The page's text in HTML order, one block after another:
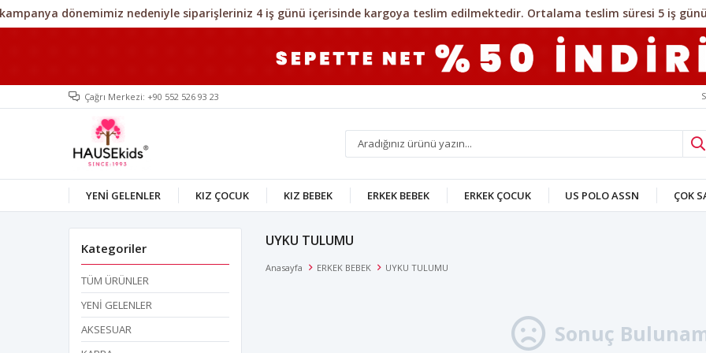
Çağrı Merkezi: +90 552 526 93 23
YENİ GELENLER KIZ ÇOCUK KIZ BEBEK ERKEK BEBEK ERKEK ÇOCUK US POLO ASSN ÇOK
Kategoriler
TÜM ÜRÜNLER
YENİ GELENLER
AKSESUAR
UYKU TULUMU
Anasayfa ERKEK BEBEK UYKU TULUMU
Sonuç